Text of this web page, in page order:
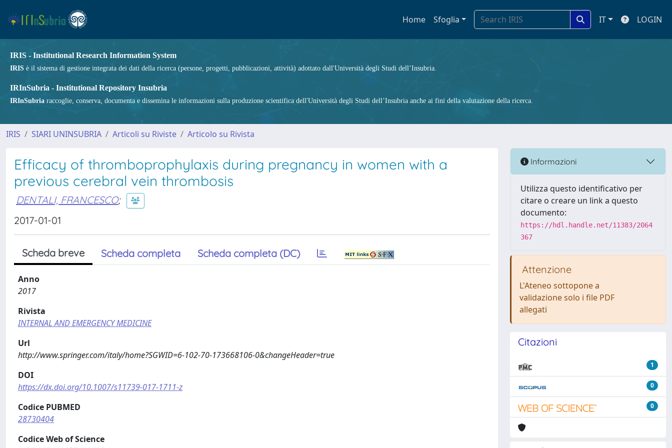
Home Sfoglia IT LOGIN
IRIS - Institutional Research Information System
IRIS è il sistema di gestione integrata dei dati della ricerca (persone, progetti, pubblicazioni, attività) adottato dall'Università degli Studi dell’Insubria.
IRInSubria - Institutional Repository Insubria
IRInSubria raccoglie, conserva, documenta e dissemina le informazioni sulla produzione scientifica dell'Università degli Studi dell’Insubria anche ai fini della valutazione della ricerca.
IRIS SIARI UNINSUBRIA Articoli su Riviste Articolo su Rivista
Efficacy of thromboprophylaxis during pregnancy in women with a
previous cerebral vein thrombosis
DENTALI, FRANCESCO;
2017-01-01
Scheda breve Scheda completa Scheda completa (DC)
Anno
2017
Rivista
INTERNAL AND EMERGENCY MEDICINE
Url
http://www.springer.com/italy/home?SGWID=6-102-70-173668106-0&changeHeader=true
DOI
https://dx.doi.org/10.1007/s11739-017-1711-z
Codice PUBMED
28730404
Codice Web of Science
Informazioni
Utilizza questo identificativo per
citare o creare un link a questo
documento:
https://hdl.handle.net/11383/2064
367
Attenzione
L'Ateneo sottopone a
validazione solo i file PDF
allegati
Citazioni
1
0
0